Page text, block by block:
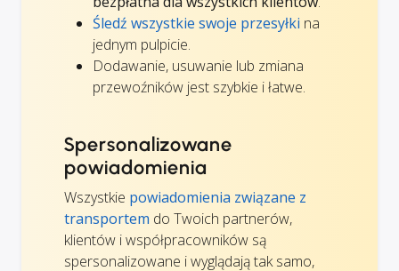
Śledź wszystkie swoje przesyłki na
jednym pulpicie.
Dodawanie, usuwanie lub zmiana
przewoźników jest szybkie i łatwe.
Spersonalizowane
powiadomienia
Wszystkie powiadomienia związane z
transportem do Twoich partnerów,
klientów i współpracowników są
spersonalizowane i wyglądają tak samo,